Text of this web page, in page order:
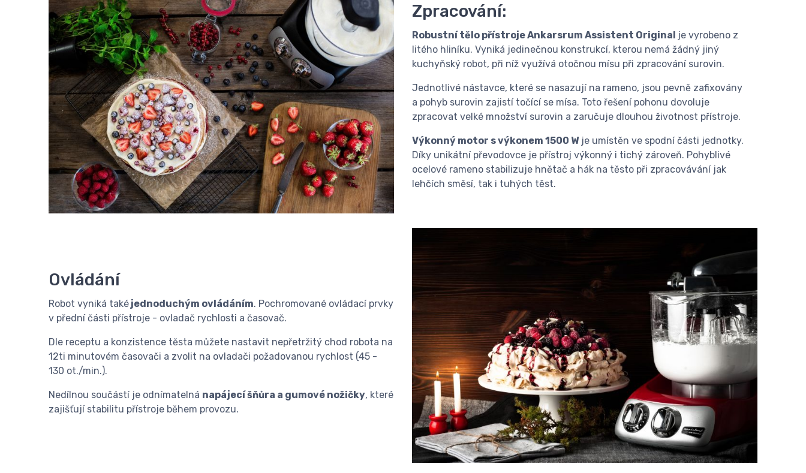
Zpracování:
Robustní tělo přístroje Ankarsrum Assistent Original je vyrobeno z
litého hliníku. Vyniká jedinečnou konstrukcí, kterou nemá žádný jiný
kuchyňský robot, při níž využívá otočnou mísu při zpracování surovin.
Jednotlivé nástavce, které se nasazují na rameno, jsou pevně zafixovány
a pohyb surovin zajistí točící se mísa. Toto řešení pohonu dovoluje
zpracovat velké množství surovin a zaručuje dlouhou životnost přístroje.
Výkonný motor s výkonem 1500 Wje umístěn ve spodní části jednotky.
Díky unikátní převodovce je přístroj výkonný i tichý zároveň. Pohyblivé
ocelové rameno stabilizuje hnětač a hák na těsto při zpracovávání jak
lehčích směsí, tak i tuhých těst.
Ovládání
Robot vyniká také jednoduchým ovládáním. Pochromované ovládací prvky
v přední části přístroje - ovladač rychlosti a časovač.
Dle receptu a konzistence těsta můžete nastavit nepřetržitý chod robota na
12ti minutovém časovači a zvolit na ovladači požadovanou rychlost (45 -
130 ot./min.).
Nedílnou součástí je odnímatelná napájecí šňůra a gumové nožičky, které
zajišťují stabilitu přístroje během provozu.